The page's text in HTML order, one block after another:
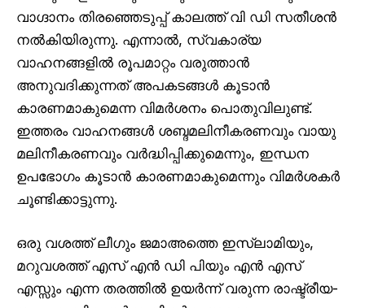
വാഗ്ദാനം തിരഞ്ഞെടുപ്പ് കാലത്ത് വി ഡി സതീശൻ
നൽകിയിരുന്നു. എന്നാൽ, സ്വകാര്യ
വാഹനങ്ങളിൽ രൂപമാറ്റം വരുത്താൻ
അനുവദിക്കുന്നത് അപകടങ്ങൾ കൂടാൻ
കാരണമാകുമെന്ന വിമർശനം പൊതുവിലുണ്ട്.
ഇത്തരം വാഹനങ്ങൾ ശബ്ദമലിനീകരണവും വായു
മലിനീകരണവും വർദ്ധിപ്പിക്കുമെന്നും, ഇന്ധന
ഉപഭോഗം കൂടാൻ കാരണമാകുമെന്നും വിമർശകർ
ചൂണ്ടിക്കാട്ടുന്നു.
ഒരു വശത്ത് ലീഗും ജമാഅത്തെ ഇസ്ലാമിയും,
മറുവശത്ത് എസ് എൻ ഡി പിയും എൻ എസ്
എസ്സും എന്ന തരത്തിൽ ഉയർന്ന് വരുന്ന രാഷ്ട്രീയ-